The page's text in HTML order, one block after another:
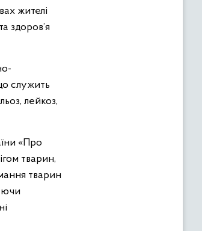
жителі
здоров’я
служить
лейкоз,
«Про
тварин,
тварин